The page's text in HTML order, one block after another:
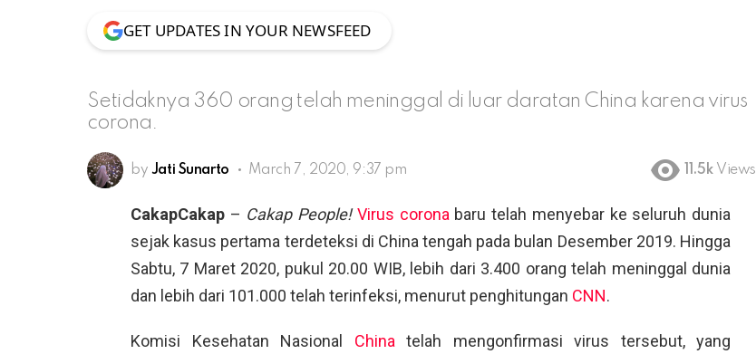
GET UPDATES IN YOUR NEWSFEED
Setidaknya 360 orang telah meninggal di luar daratan China karena virus
corona.
by Jati Sunarto March 7, 2020, 9:37 pm 11.5k Views
CakapCakap – Cakap People! Virus corona baru telah menyebar ke seluruh dunia
sejak kasus pertama terdeteksi di China tengah pada bulan Desember 2019. Hingga
Sabtu, 7 Maret 2020, pukul 20.00 WIB, lebih dari 3.400 orang telah meninggal dunia
dan lebih dari 101.000 telah terinfeksi, menurut penghitungan CNN.
Komisi Kesehatan Nasional China telah mengonfirmasi virus tersebut, yang